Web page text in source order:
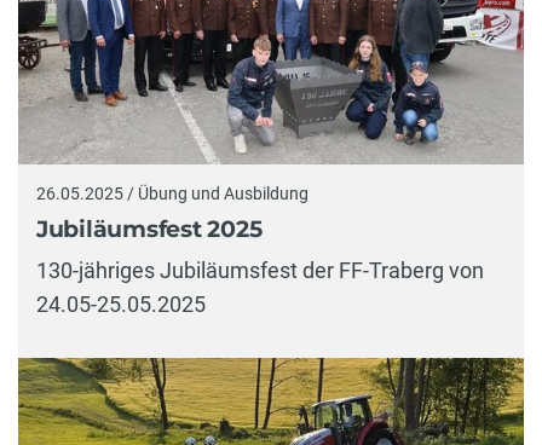
26.05.2025 / Übung und Ausbildung
Jubiläumsfest 2025
130-jähriges Jubiläumsfest der FF-Traberg von
24.05-25.05.2025